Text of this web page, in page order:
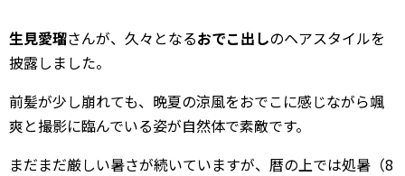
生見愛瑠さんが、久々となるおでこ出しのヘアスタイルを
披露しました。
前髪が少し崩れても、晩夏の涼風をおでこに感じながら颯
爽と撮影に臨んでいる姿が自然体で素敵です。
まだまだ厳しい暑さが続いていますが、暦の上では処暑（8